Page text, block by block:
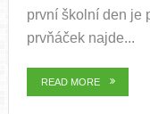
první školní den je
prvňáček najde...
READ MORE